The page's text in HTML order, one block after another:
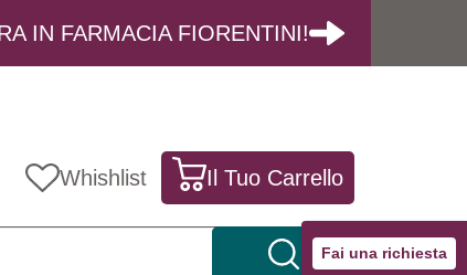
Fai una richiesta
IN FARMACIA FIORENTINI!
Whishlist Il Tuo Carrello